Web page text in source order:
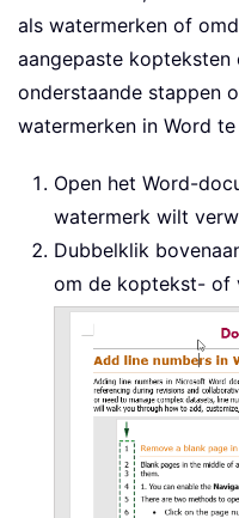
als watermerken of
aangepaste
onderstaande stappen
watermerken in Word
Open het Word-
watermerk wilt
Dubbelklik
om de koptekst- of